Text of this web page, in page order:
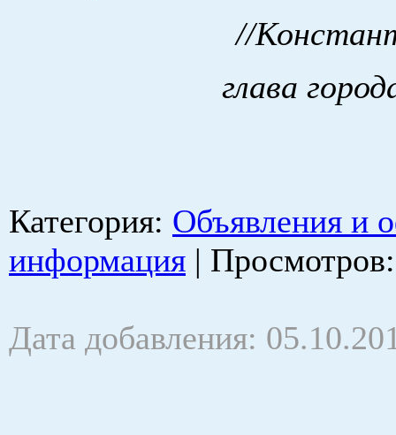
//
глава
Категория: Объявления и
информация | Просмотров
Дата добавления: